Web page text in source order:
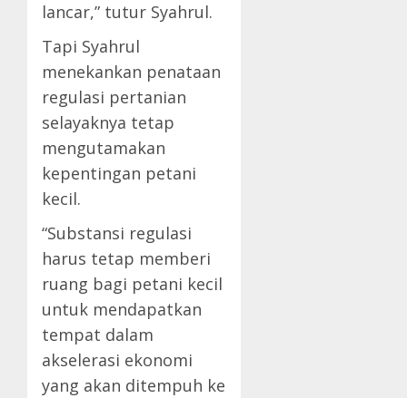
lancar,” tutur Syahrul.
Tapi Syahrul
menekankan penataan
regulasi pertanian
selayaknya tetap
mengutamakan
kepentingan petani
kecil.
“Substansi regulasi
harus tetap memberi
ruang bagi petani kecil
untuk mendapatkan
tempat dalam
akselerasi ekonomi
yang akan ditempuh ke